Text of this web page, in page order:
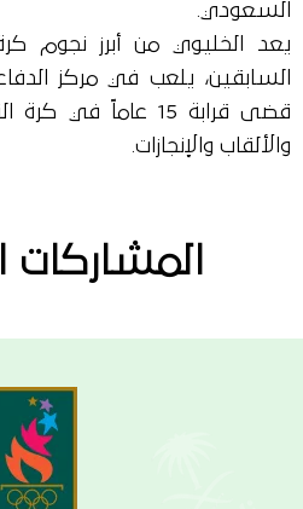
السعودي.
يعد الخليوي من أبرز نجوم
السابقين، يلعب في مركز
قضى قرابة 15 عاماً
والألقاب والإنجازات.
المشاركات